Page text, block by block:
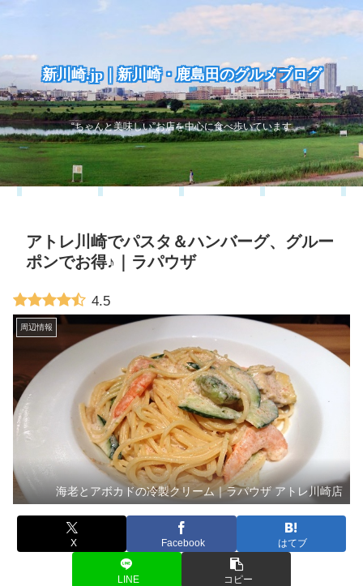
新川崎.jp｜新川崎・鹿島田のグルメブログ
“ちゃんと美味しい”お店を中心に食べ歩いています
アトレ川崎でパスタ＆ハンバーグ、グルー
ポンでお得♪｜ラパウザ
4.5
周辺情報
海老とアボカドの冷製クリーム｜ラパウザ アトレ川崎店
X Facebook はてブ
LINE コピー